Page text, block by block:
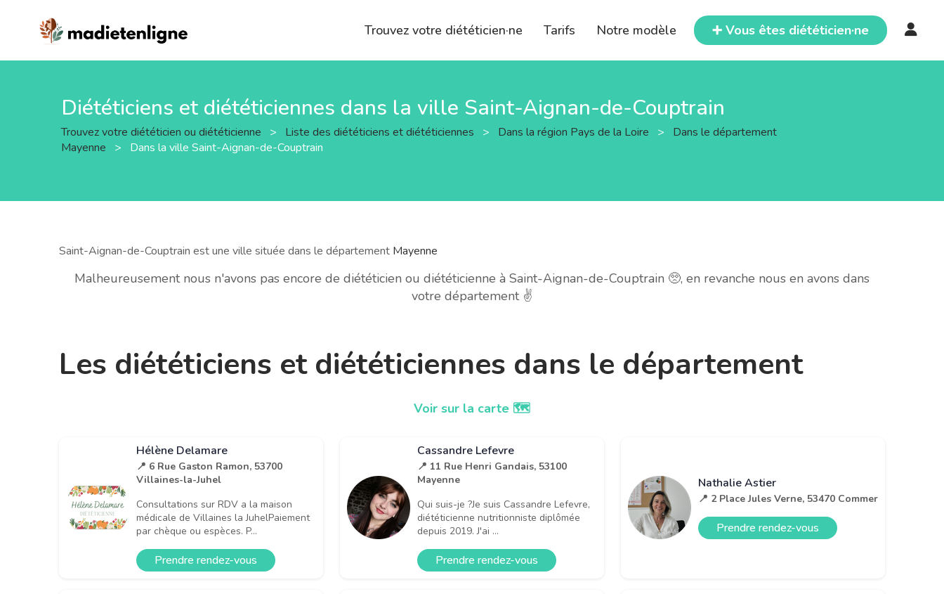
Trouvez votre diététicien·ne Tarifs Notre modèle ➕ Vous êtes diététicien·ne
Diététiciens et diététiciennes dans la ville Saint-Aignan-de-Couptrain
Trouvez votre diététicien ou diététicienne > Liste des diététiciens et diététiciennes > Dans la région Pays de la Loire >
Dans le département
Mayenne
> Dans la ville Saint-Aignan-de-Couptrain
Saint-Aignan-de-Couptrain est une ville située dans le département Mayenne
Malheureusement nous n'avons pas encore de diététicien ou diététicienne à Saint-Aignan-de-Couptrain 🥺, en revanche nous en avons dans
votre département ✌️
Les diététiciens et diététiciennes dans le département
Voir sur la carte 🗺️
Hélène Delamare
📍 6 Rue Gaston Ramon, 53700
Villaines-la-Juhel
Consultations sur RDV a la maison
médicale de Villaines la JuhelPaiement
par chèque ou espèces. P...
Prendre rendez-vous
Cassandre Lefevre
📍 11 Rue Henri Gandais, 53100
Mayenne
Qui suis-je ?Je suis Cassandre Lefevre,
diététicienne nutritionniste diplômée
depuis 2019. J'ai ...
Prendre rendez-vous
Nathalie Astier
📍 2 Place Jules Verne, 53470 Commer
Prendre rendez-vous